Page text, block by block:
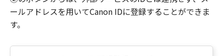
ールアドレスを用いてCanon IDに登録することができま
す。